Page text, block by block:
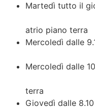
Martedì tutto il
atrio piano terra
Mercoledì dalle
aula
Mercoledì dalle
terra
Giovedì dalle 8.10